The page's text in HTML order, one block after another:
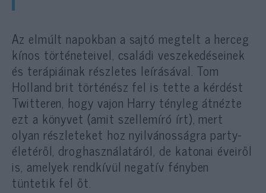
Az elmúlt napokban a sajtó megtelt a herceg
kínos történeteivel, családi veszekedéseinek
és terápiáinak részletes leírásával. Tom
Holland brit történész fel is tette a kérdést
Twitteren, hogy vajon Harry tényleg átnézte
ezt a könyvet (amit szellemíró írt), mert
olyan részleteket hoz nyilvánosságra party-
életéről, droghasználatáról, de katonai éveiről
is, amelyek rendkívül negatív fényben
tüntetik fel őt.